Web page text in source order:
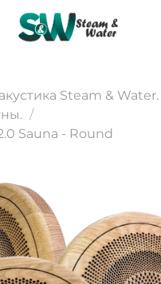
Steam &
Sauna - Round